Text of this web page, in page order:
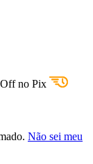
no Pix
Não sei meu